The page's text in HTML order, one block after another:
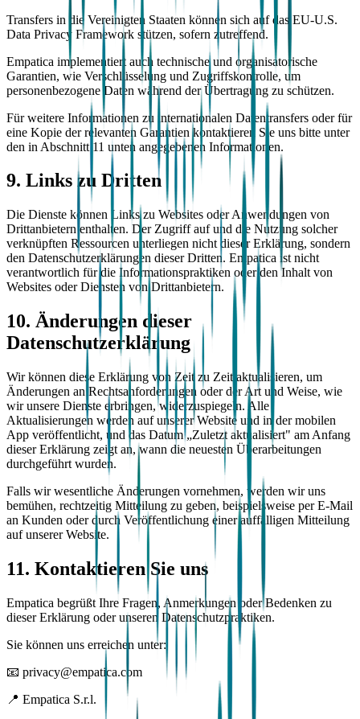
Transfers in die Vereinigten Staaten können sich auf das EU-U.S.
Data Privacy Framework stützen, sofern zutreffend.
Empatica implementiert auch technische und organisatorische
Garantien, wie Verschlüsselung und Zugriffskontrolle, um
personenbezogene Daten während der Übertragung zu schützen.
Für weitere Informationen zu internationalen Datentransfers oder für
eine Kopie der relevanten Garantien kontaktieren Sie uns bitte unter
den in Abschnitt 11 unten angegebenen Informationen.
9. Links zu Dritten
Die Dienste können Links zu Websites oder Anwendungen von
Drittanbietern enthalten. Der Zugriff auf und die Nutzung solcher
verknüpften Ressourcen unterliegen nicht dieser Erklärung, sondern
den Datenschutzerklärungen dieser Dritten. Empatica ist nicht
verantwortlich für die Informationspraktiken oder den Inhalt von
Websites oder Diensten von Drittanbietern.
10. Änderungen dieser
Datenschutzerklärung
Wir können diese Erklärung von Zeit zu Zeit aktualisieren, um
Änderungen an Rechtsanforderungen oder der Art und Weise, wie
wir unsere Dienste erbringen, widerzuspiegeln. Alle
Aktualisierungen werden auf unserer Website und in der mobilen
App veröffentlicht, und das Datum „Zuletzt aktualisiert" am Anfang
dieser Erklärung zeigt an, wann die neuesten Überarbeitungen
durchgeführt wurden.
Falls wir wesentliche Änderungen vornehmen, werden wir uns
bemühen, rechtzeitig Mitteilung zu geben, beispielsweise per E-Mail
an Kunden oder durch Veröffentlichung einer auffälligen Mitteilung
auf unserer Website.
11. Kontaktieren Sie uns
Empatica begrüßt Ihre Fragen, Anmerkungen oder Bedenken zu
dieser Erklärung oder unseren Datenschutzpraktiken.
Sie können uns erreichen unter:
📧 privacy@empatica.com
📍 Empatica S.r.l.